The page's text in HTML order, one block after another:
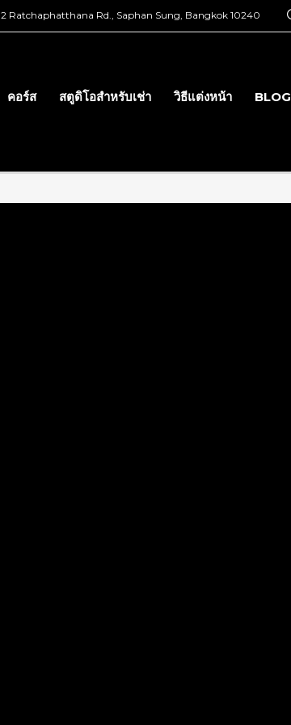
2 Ratchaphatthana Rd., Saphan Sung, Bangkok 10240
คอร์ส สตูดิโอสำหรับเช่า วิธีแต่งหน้า BLOG